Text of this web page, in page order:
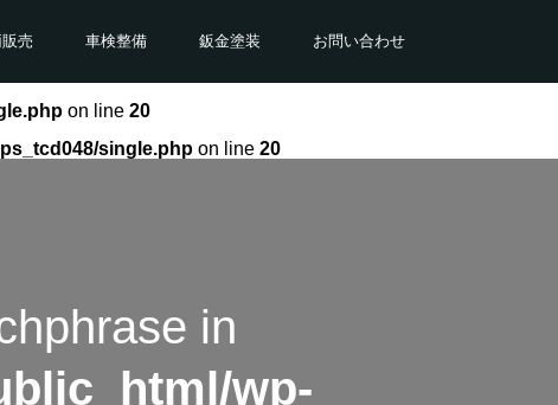
売 車検整備 鈑金塗装 お問い合わせ
on line 20
single.php on line 20
in
wp-